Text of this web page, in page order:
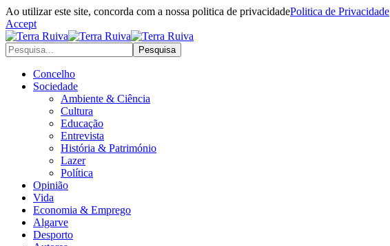
Ao utilizar este site, concorda com a nossa politica de privacidadePolitica de Privacidade
Accept
Concelho
Sociedade
Ambiente & Ciência
Cultura
Educação
Entrevista
História & Património
Lazer
Política
Opinião
Vida
Economia & Emprego
Algarve
Desporto